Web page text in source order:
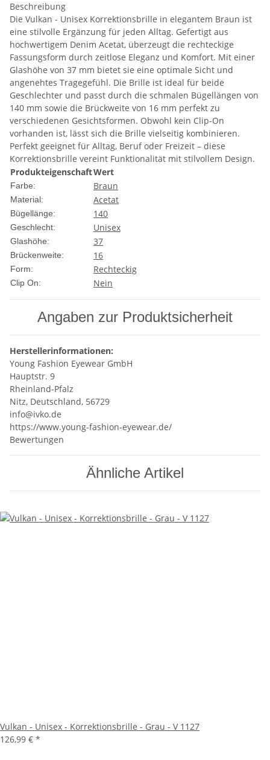
Beschreibung
Die Vulkan - Unisex Korrektionsbrille in elegantem Braun ist
eine stilvolle Ergänzung für jeden Alltag. Gefertigt aus
hochwertigem Denim Acetat, überzeugt die rechteckige
Fassungsform durch zeitlose Eleganz und Komfort. Mit einer
Glashöhe von 37 mm bietet sie eine optimale Sicht und
angenehtes Tragegefühl. Die Brille ist ideal für beide
Geschlechter und passt durch die schmalen Bügellängen von
140 mm sowie die Brückweite von 16 mm perfekt zu
verschiedenen Gesichtsformen. Obwohl kein Clip-On
vorhanden ist, lässt sich die Brille vielseitig kombinieren.
Perfekt geeignet für Alltag, Beruf oder Freizeit – diese
Korrektionsbrille vereint Funktionalität mit stilvollem Design.
ProdukteigenschaftWert
Farbe: Braun
Material: Acetat
Bügellänge: 140
Geschlecht: Unisex
Glashöhe: 37
Brückenweite: 16
Form: Rechteckig
Clip On: Nein
Angaben zur Produktsicherheit
Herstellerinformationen:
Young Fashion Eyewear GmbH
Hauptstr. 9
Rheinland-Pfalz
Nitz, Deutschland, 56729
info@ivko.de
https://www.young-fashion-eyewear.de/
Bewertungen
Ähnliche Artikel
Vulkan - Unisex - Korrektionsbrille - Grau - V 1127
126,99 € *